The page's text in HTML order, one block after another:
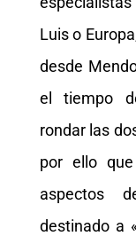
Luis o
desde
el tiempo
rondar las
por ello
aspectos
destinado a